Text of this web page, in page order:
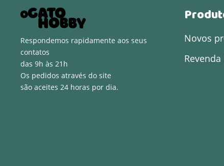
Respondemos rapidamente aos seus
contatos
das 9h às 21h
Os pedidos através do site
são aceites 24 horas por dia.
Novos